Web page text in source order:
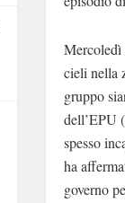
Mercoledì
cieli nella
gruppo
dell’EPU
spesso
ha
governo